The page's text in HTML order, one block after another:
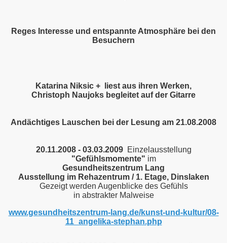
Reges Interesse und entspannte Atmosphäre bei den
Besuchern
Katarina Niksic + liest aus ihren Werken,
Christoph Naujoks begleitet auf der Gitarre
Andächtiges Lauschen bei der Lesung am 21.08.2008
20.11.2008 - 03.03.2009Einzelausstellung
"Gefühlsmomente" im
Gesundheitszentrum Lang
Ausstellung im Rehazentrum / 1. Etage, Dinslaken
Gezeigt werden Augenblicke des Gefühls
in abstrakter Malweise
www.gesundheitszentrum-lang.de/kunst-und-kultur/08-
11_angelika-stephan.php